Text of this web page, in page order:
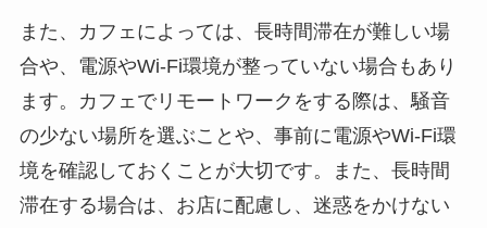
また、カフェによっては、長時間滞在が難しい場
合や、電源やWi-Fi環境が整っていない場合もあり
ます。カフェでリモートワークをする際は、騒音
の少ない場所を選ぶことや、事前に電源やWi-Fi環
境を確認しておくことが大切です。また、長時間
滞在する場合は、お店に配慮し、迷惑をかけない